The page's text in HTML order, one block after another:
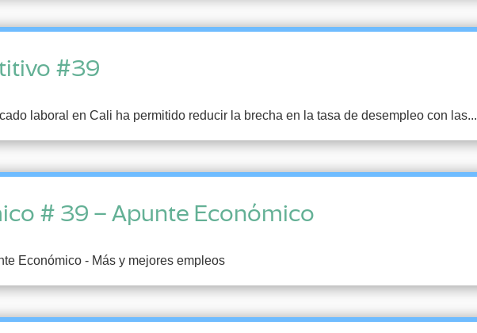
#39
laboral en Cali ha permitido reducir la brecha en la tasa de desempleo con las...
# 39 – Apunte Económico
Económico - Más y mejores empleos